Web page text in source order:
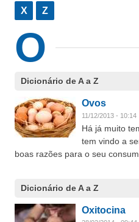
X Z
O
Dicionário de A a Z
Ovos
11/12/2013 - 10:14
Há já muito
tem vindo a
boas razões para o seu
Dicionário de A a Z
Oxitocina